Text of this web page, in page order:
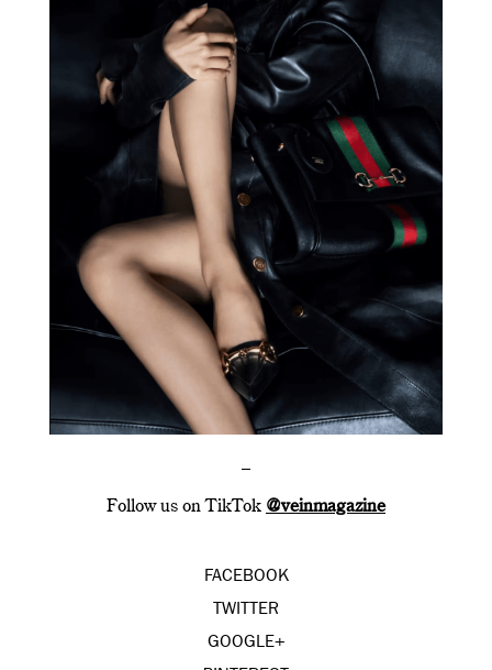
–
Follow us on TikTok @veinmagazine
FACEBOOK
TWITTER
GOOGLE+